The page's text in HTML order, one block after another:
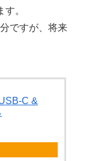
。
ですが、将来
C &